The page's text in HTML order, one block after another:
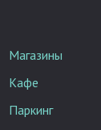
Магазины
Кафе
Паркинг